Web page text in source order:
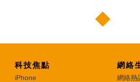
科技焦點
iPhone
網絡
網絡熱